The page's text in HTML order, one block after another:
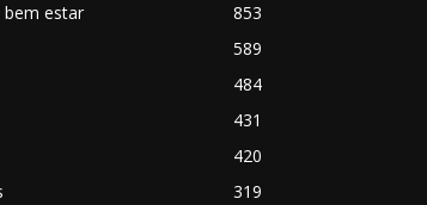
bem estar
853
589
484
431
420
319